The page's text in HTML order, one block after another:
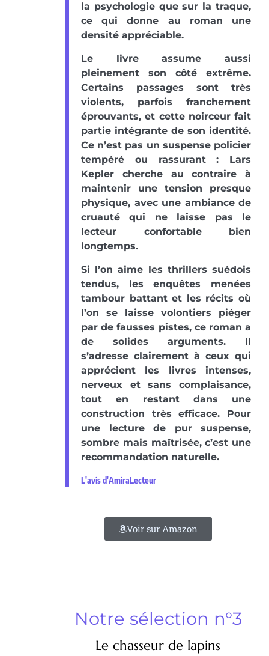
la psychologie que sur la traque,
ce qui donne au roman une
densité appréciable.
Le livre assume aussi
pleinement son côté extrême.
Certains passages sont très
violents, parfois franchement
éprouvants, et cette noirceur fait
partie intégrante de son identité.
Ce n’est pas un suspense policier
tempéré ou rassurant : Lars
Kepler cherche au contraire à
maintenir une tension presque
physique, avec une ambiance de
cruauté qui ne laisse pas le
lecteur confortable bien
longtemps.
Si l’on aime les thrillers suédois
tendus, les enquêtes menées
tambour battant et les récits où
l’on se laisse volontiers piéger
par de fausses pistes, ce roman a
de solides arguments. Il
s’adresse clairement à ceux qui
apprécient les livres intenses,
nerveux et sans complaisance,
tout en restant dans une
construction très efficace. Pour
une lecture de pur suspense,
sombre mais maîtrisée, c’est une
recommandation naturelle.
L'avis d'AmiraLecteur
Voir sur Amazon
Notre sélection n°3
Le chasseur de lapins